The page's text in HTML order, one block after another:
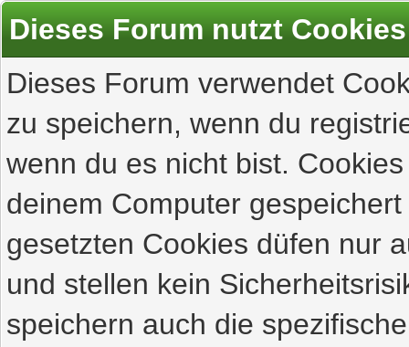
Dieses Forum nutzt Cookies
Dieses Forum verwendet
zu speichern, wenn du
wenn du es nicht bist.
deinem Computer
gesetzten Cookies düfen nur
und stellen kein
speichern auch die